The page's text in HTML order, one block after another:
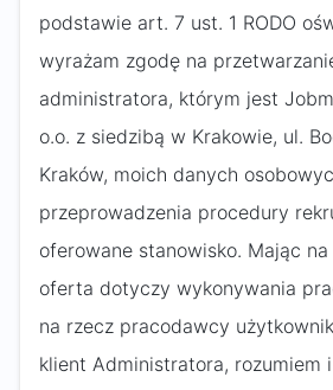
podstawie art. 7 ust. 1 RODO
wyrażam zgodę na
administratora, którym jest
o.o. z siedzibą w Krakowie, ul.
Kraków, moich danych
przeprowadzenia procedury
oferowane stanowisko. Mając
oferta dotyczy wykonywania
na rzecz pracodawcy
klient Administratora, rozumiem